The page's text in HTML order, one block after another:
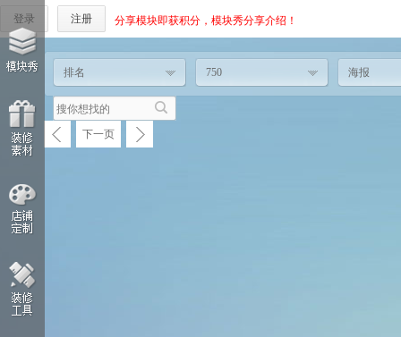
登录 注册 分享模块即获积分，模块秀分享介绍！
排名 750 海报
下一页